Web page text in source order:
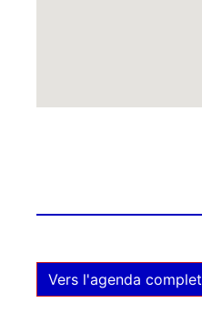
Vers l'agenda complet